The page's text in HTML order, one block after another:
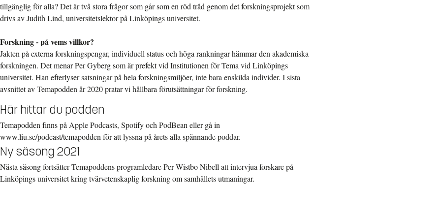
tillgänglig för alla? Det är två stora frågor som går som en röd tråd genom det forskningsprojekt som
drivs av Judith Lind, universitetslektor på Linköpings universitet.
Forskning - på vems villkor?
Jakten på externa forskningspengar, individuell status och höga rankningar hämmar den akademiska
forskningen. Det menar Per Gyberg som är prefekt vid Institutionen för Tema vid Linköpings
universitet. Han efterlyser satsningar på hela forskningsmiljöer, inte bara enskilda individer. I sista
avsnittet av Temapodden år 2020 pratar vi hållbara förutsättningar för forskning.
Här hittar du podden
Temapodden finns på Apple Podcasts, Spotify och PodBean eller gå in
www.liu.se/podcast/temapodden för att lyssna på årets alla spännande poddar.
Ny säsong 2021
Nästa säsong fortsätter Temapoddens programledare Per Wistbo Nibell att intervjua forskare på
Linköpings universitet kring tvärvetenskaplig forskning om samhällets utmaningar.